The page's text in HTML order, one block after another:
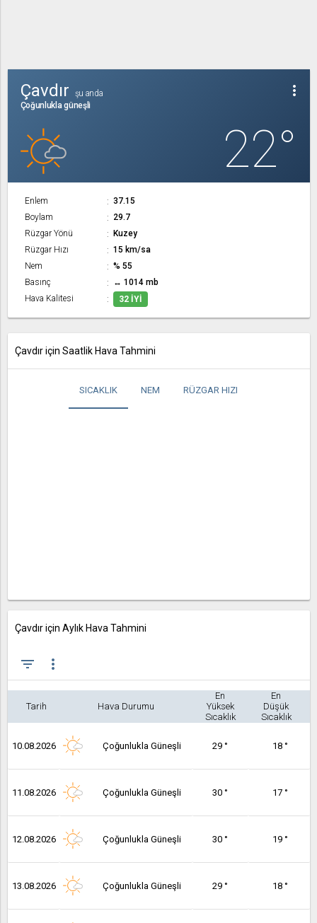
more_vert
Çavdır
şu anda
Çoğunlukla güneşli
22°
Enlem
37.15
Boylam
29.7
Rüzgar Yönü
Kuzey
Rüzgar Hızı
15 km/sa
Nem
% 55
Basınç
↔ 1014 mb
Hava Kalitesi
32 İYI
Çavdır için Saatlik Hava Tahmini
SICAKLIK NEM RÜZGAR HIZI
Çavdır için Aylık Hava Tahmini
filter_list more_vert
Tarih Hava Durumu
En
Yüksek
Sıcaklık
En
Düşük
Sıcaklık
10.08.2026 Çoğunlukla Güneşli 29 ° 18 °
11.08.2026 Çoğunlukla Güneşli 30 ° 17 °
12.08.2026 Çoğunlukla Güneşli 30 ° 19 °
13.08.2026 Çoğunlukla Güneşli 29 ° 18 °